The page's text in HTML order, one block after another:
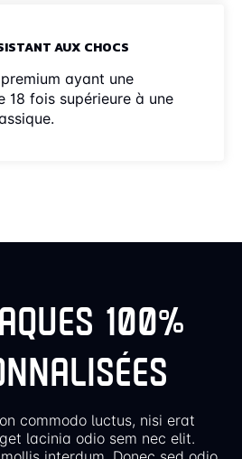
AUX CHOCS
ayant une
18 fois supérieure à une
100%
commodo luctus, nisi erat
lacinia odio sem nec elit.